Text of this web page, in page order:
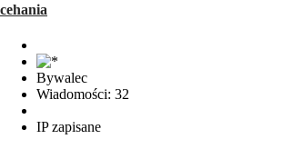
cehania
Bywalec
Wiadomości: 32
IP zapisane